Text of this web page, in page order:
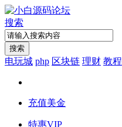
搜索
搜索
电玩城 php 区块链 理财 教程
充值美金
特惠VIP